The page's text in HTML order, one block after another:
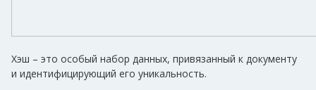
Хэш – это особый набор данных, привязанный к документу
и идентифицирующий его уникальность.